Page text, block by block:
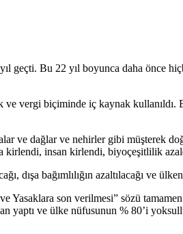
geçti. Bu 22 yıl boyunca daha önce
vergi biçiminde iç kaynak kullanıldı.
dağlar ve nehirler gibi müşterek
kirlendi, insan kirlendi, biyoçeşitlilik
dışa bağımlılığın azaltılacağı ve
son verilmesi” sözü
ve ülke nüfusunun % 80’i